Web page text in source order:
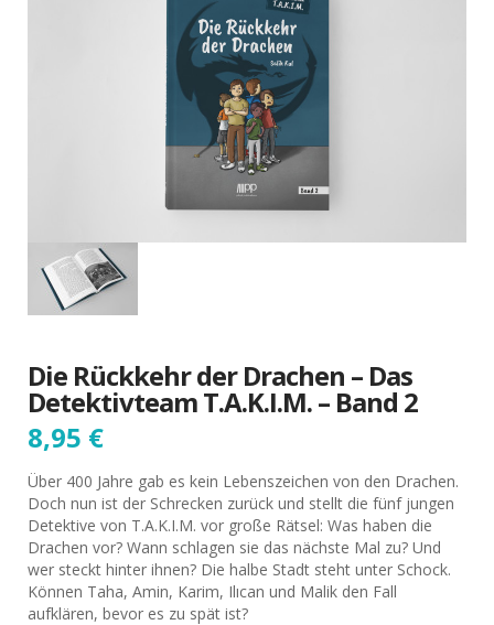
Die Rückkehr der Drachen – Das
Detektivteam T.A.K.I.M. – Band 2
8,95 €
Über 400 Jahre gab es kein Lebenszeichen von den Drachen.
Doch nun ist der Schrecken zurück und stellt die fünf jungen
Detektive von T.A.K.I.M. vor große Rätsel: Was haben die
Drachen vor? Wann schlagen sie das nächste Mal zu? Und
wer steckt hinter ihnen? Die halbe Stadt steht unter Schock.
Können Taha, Amin, Karim, Ilıcan und Malik den Fall
aufklären, bevor es zu spät ist?